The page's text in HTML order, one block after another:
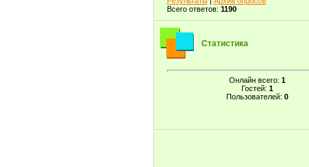
Всего ответов: 1190
Статистика
Онлайн всего: 1
Гостей: 1
Пользователей: 0